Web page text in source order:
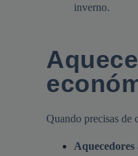
inverno.
Quando precisas de
Aquecedores